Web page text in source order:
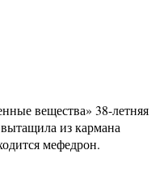
вещества» 38-летняя
из кармана
мефедрон.